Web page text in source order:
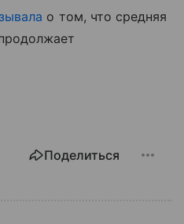
о том, что средняя
Поделиться